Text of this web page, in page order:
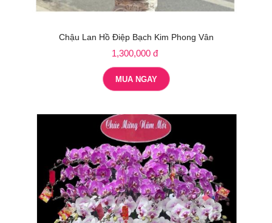
Chậu Lan Hồ Điệp Bạch Kim Phong Vân
1,300,000 đ
MUA NGAY